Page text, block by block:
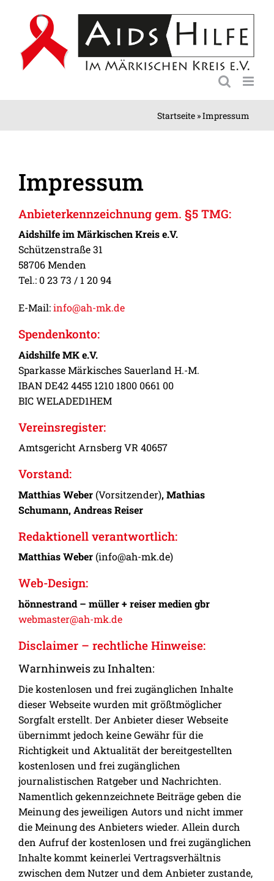
springen
Startseite »Impressum
Impressum
Anbieterkennzeichnung gem. §5 TMG:
Aidshilfe im Märkischen Kreis e.V.
Schützenstraße 31
58706 Menden
Tel.: 0 23 73 / 1 20 94
E-Mail:info@ah-mk.de
Spendenkonto:
Aidshilfe MK e.V.
Sparkasse Märkisches Sauerland H.-M.
IBAN DE42 4455 1210 1800 0661 00
BIC WELADED1HEM
Vereinsregister:
Amtsgericht Arnsberg VR 40657
Vorstand:
Matthias Weber(Vorsitzender), Mathias
Schumann, Andreas Reiser
Redaktionell verantwortlich:
Matthias Weber(info@ah-mk.de)
Web-Design:
hönnestrand – müller + reiser medien gbr
webmaster@ah-mk.de
Disclaimer – rechtliche Hinweise:
Warnhinweis zu Inhalten:
Die kostenlosen und frei zugänglichen Inhalte
dieser Webseite wurden mit größtmöglicher
Sorgfalt erstellt. Der Anbieter dieser Webseite
übernimmt jedoch keine Gewähr für die
Richtigkeit und Aktualität der bereitgestellten
kostenlosen und frei zugänglichen
journalistischen Ratgeber und Nachrichten.
Namentlich gekennzeichnete Beiträge geben die
Meinung des jeweiligen Autors und nicht immer
die Meinung des Anbieters wieder. Allein durch
den Aufruf der kostenlosen und frei zugänglichen
Inhalte kommt keinerlei Vertragsverhältnis
zwischen dem Nutzer und dem Anbieter zustande,